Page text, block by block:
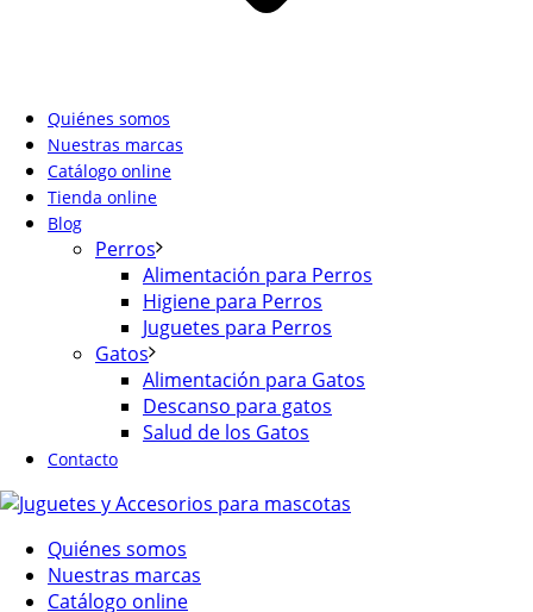
Quiénes somos
Nuestras marcas
Catálogo online
Tienda online
Blog
Perros
Alimentación para Perros
Higiene para Perros
Juguetes para Perros
Gatos
Alimentación para Gatos
Descanso para gatos
Salud de los Gatos
Contacto
Quiénes somos
Nuestras marcas
Catálogo online